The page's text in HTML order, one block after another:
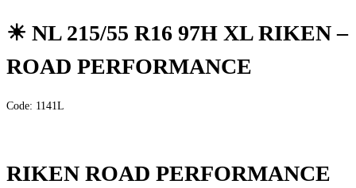
☀ NL 215/55 R16 97H XL RIKEN –
ROAD PERFORMANCE
Code: 1141L
RIKEN ROAD PERFORMANCE